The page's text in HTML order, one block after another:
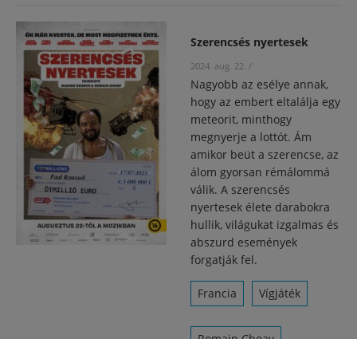
Szerencsés nyertesek
2024. aug. 22. /
Nagyobb az esélye annak,
hogy az embert eltalálja egy
meteorit, minthogy
megnyerje a lottót. Ám
amikor beüt a szerencse, az
álom gyorsan rémálommá
válik. A szerencsés
nyertesek élete darabokra
hullik, világukat izgalmas és
abszurd események
forgatják fel.
Francia Vígjáték